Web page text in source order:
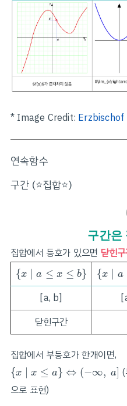
* Image Credit: Erzbischof
연속함수
구간 (⭐️집합⭐️)
구간은
집합에서 등호가 있으면 닫힌
{x ∣ a ≤ x ≤ b}
{x∣ a ≤x ≤b} {x ∣ a
{x∣ a ≤x
[a, b]
닫힌구간
집합에서 부등호가 한개이면,
{x ∣ x ≤ a} ⇔ (−∞, a]
{x∣ x ≤a }⇔ (− ∞, a]
으로 표현)